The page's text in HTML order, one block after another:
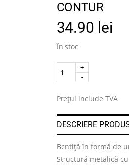
CONTUR
34.90 lei
În stoc
Quantity
Prețul include TVA
DESCRIERE PRODUS
Bentiță în formă de
Structură metalică